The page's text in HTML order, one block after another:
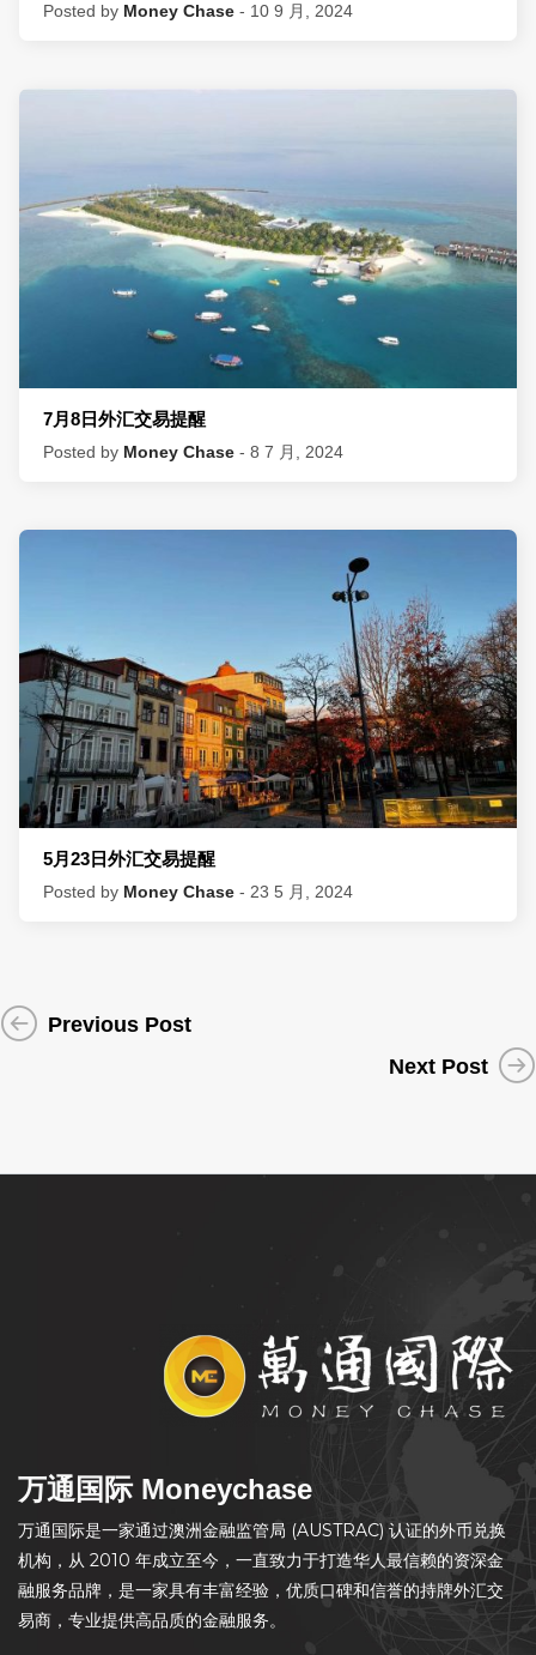
Posted by Money Chase - 10 9 月, 2024
7月8日外汇交易提醒
Posted by Money Chase - 8 7 月, 2024
5月23日外汇交易提醒
Posted by Money Chase - 23 5 月, 2024
Previous Post
Next Post
万通国际 Moneychase
万通国际是一家通过澳洲金融监管局 (AUSTRAC) 认证的外币兑换
机构，从 2010 年成立至今，一直致力于打造华人最信赖的资深金
融服务品牌，是一家具有丰富经验，优质口碑和信誉的持牌外汇交
易商，专业提供高品质的金融服务。